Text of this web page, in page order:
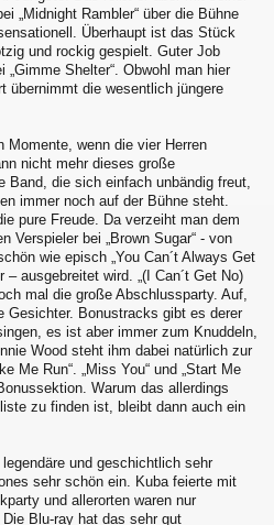
„Midnight Rambler“ über die Bühne
Überhaupt ist das Stück
und rockig gespielt. Guter Job
Shelter“. Obwohl man hier
übernimmt die wesentlich jüngere
wenn die vier Herren
nicht mehr dieses große
Band, die sich einfach unbändig freut,
immer noch auf der Bühne steht.
pure Freude. Da verzeiht man dem
Verspieler bei „Brown Sugar“ - von
wie episch „You Can´t Always Get
ausgebreitet wird. „(I Can´t Get No)
mal die große Abschlussparty. Auf,
Gesichter. Bonustracks gibt es derer
es ist aber immer zum Knuddeln,
Wood steht ihm dabei natürlich zur
Me Run“. „Miss You“ und „Start Me
Warum das allerdings
zu finden ist, bleibt dann auch ein
und geschichtlich sehr
sehr schön ein. Kuba feierte mit
und allerorten waren nur
Blu-ray hat das sehr gut